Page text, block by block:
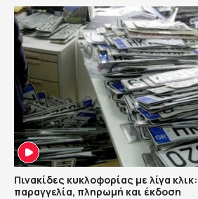
Πινακίδες κυκλοφορίας με λίγα
παραγγελία, πληρωμή και έκδοση